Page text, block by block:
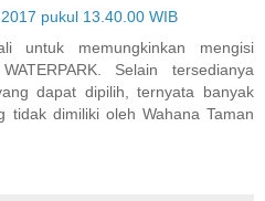
pukul 13.40.00 WIB
untuk memungkinkan mengisi
Selain tersedianya
dapat dipilih, ternyata banyak
tidak dimiliki oleh Wahana Taman